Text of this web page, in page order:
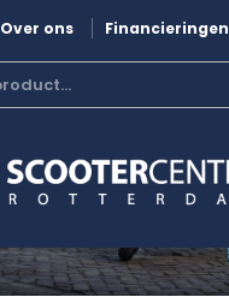
Over ons Financieringen